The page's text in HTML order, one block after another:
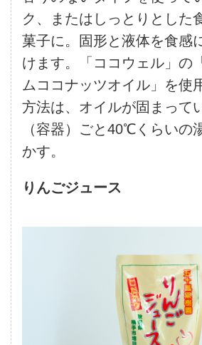
ク、またはしっとりとした
菓子に。固形と液体を食感
けます。「ココウェル」の
ムココナッツオイル」を使
方法は、オイルが固まって
（容器）ごと40℃くらいの
かす。
りんごジュース